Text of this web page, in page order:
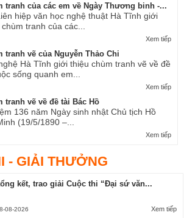
tranh của các em về Ngày Thương binh -...
hiệp văn học nghệ thuật Hà Tĩnh giới
tranh của các...
Xem tiếp
tranh vẽ của Nguyễn Thảo Chi
Hà Tĩnh giới thiệu chùm tranh vẽ về đề
sống quanh em...
Xem tiếp
tranh vẽ về đề tài Bác Hồ
136 năm Ngày sinh nhật Chủ tịch Hồ
(19/5/1890 –...
Xem tiếp
- GIẢI THƯỞNG
kết, trao giải Cuộc thi “Đại sứ văn...
Xem tiếp
08-2026